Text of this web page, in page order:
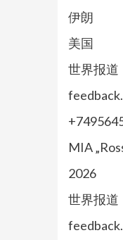
伊朗
美国
世界报道
MIA
2026
世界报道